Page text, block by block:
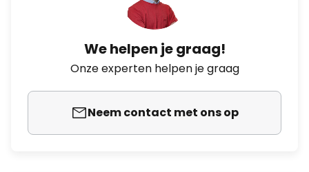
We helpen je graag!
Onze experten helpen je graag
Neem contact met ons op